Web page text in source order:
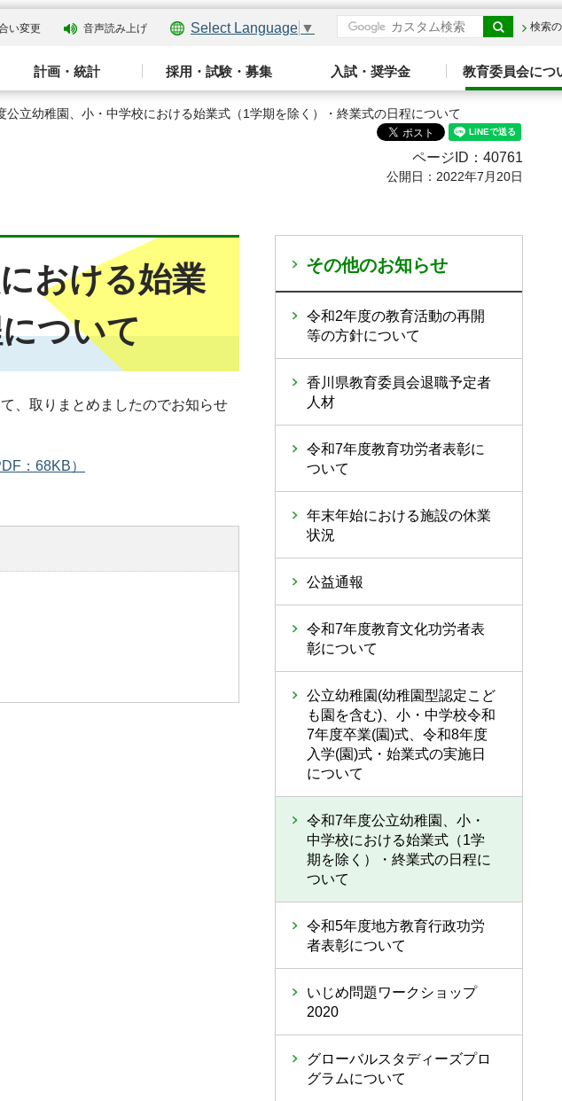
い変更 音声読み上げ Select Language ▼ 検索
計画・統計 採用・試験・募集 入試・奨学金 教育委員会につ
公立幼稚園、小・中学校における始業式（1学期を除く）・終業式の日程について
ページID：40761
公開日：2022年7月20日
おける始業
ついて
、取りまとめましたのでお知らせ
：68KB）
その他のお知らせ
令和2年度の教育活動の再開
等の方針について
香川県教育委員会退職予定者
人材
令和7年度教育功労者表彰に
ついて
年末年始における施設の休業
状況
公益通報
令和7年度教育文化功労者表
彰について
公立幼稚園(幼稚園型認定こど
も園を含む)、小・中学校令和
7年度卒業(園)式、令和8年度
入学(園)式・始業式の実施日
について
令和7年度公立幼稚園、小・
中学校における始業式（1学
期を除く）・終業式の日程に
ついて
令和5年度地方教育行政功労
者表彰について
いじめ問題ワークショップ
2020
グローバルスタディーズプロ
グラムについて